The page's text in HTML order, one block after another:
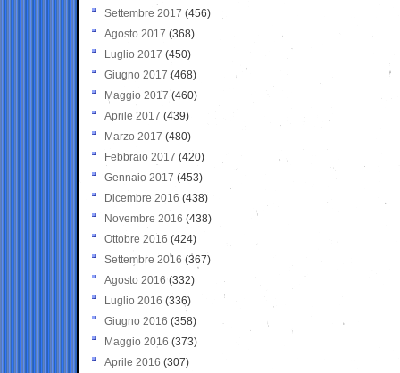
Settembre 2017 (456)
Agosto 2017 (368)
Luglio 2017 (450)
Giugno 2017 (468)
Maggio 2017 (460)
Aprile 2017 (439)
Marzo 2017 (480)
Febbraio 2017 (420)
Gennaio 2017 (453)
Dicembre 2016 (438)
Novembre 2016 (438)
Ottobre 2016 (424)
Settembre 2016 (367)
Agosto 2016 (332)
Luglio 2016 (336)
Giugno 2016 (358)
Maggio 2016 (373)
Aprile 2016 (307)